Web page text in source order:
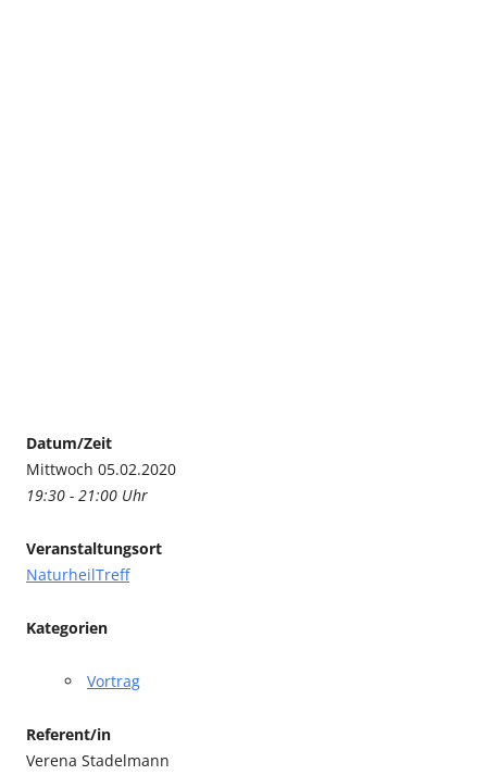
Datum/Zeit
Mittwoch 05.02.2020
19:30 - 21:00 Uhr
Veranstaltungsort
NaturheilTreff
Kategorien
Vortrag
Referent/in
Verena Stadelmann